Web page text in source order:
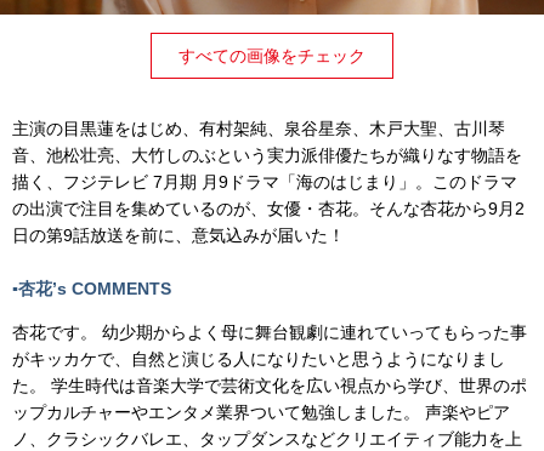
すべての画像をチェック
主演の目黒蓮をはじめ、有村架純、泉谷星奈、木戸大聖、古川琴
音、池松壮亮、大竹しのぶという実力派俳優たちが織りなす物語を
描く、フジテレビ 7月期 月9ドラマ「海のはじまり」。このドラマ
の出演で注目を集めているのが、女優・杏花。そんな杏花から9月2
日の第9話放送を前に、意気込みが届いた！
▪️杏花’s COMMENTS
杏花です。 幼少期からよく母に舞台観劇に連れていってもらった事
がキッカケで、自然と演じる人になりたいと思うようになりまし
た。 学生時代は音楽大学で芸術文化を広い視点から学び、世界のポ
ップカルチャーやエンタメ業界ついて勉強しました。 声楽やピア
ノ、クラシックバレエ、タップダンスなどクリエイティブ能力を上